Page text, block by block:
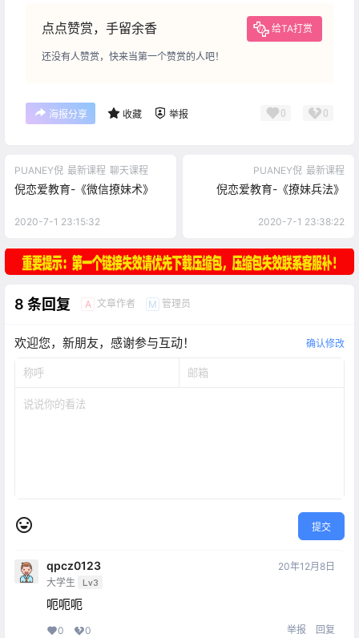
点点赞赏，手留余香 给TA打赏
还没有人赞赏，快来当第一个赞赏的人吧！
海报分享 收藏 举报 0 0
PUANEY倪 最新课程 聊天课程
倪恋爱教育-《微信撩妹术》
2020-7-1 23:15:32
PUANEY倪 最新课程
倪恋爱教育-《撩妹兵法》
2020-7-1 23:38:22
8 条回复 A 文章作者 M 管理员
欢迎您，新朋友，感谢参与互动！ 确认修改
提交
qpcz0123
大学生 Lv3
20年12月8日
呃呃呃
0 0 举报 回复